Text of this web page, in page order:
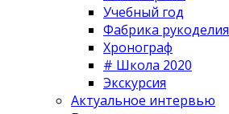
Учебный год
Фабрика рукоделия
Хронограф
# Школа 2020
Экскурсия
Актуальное интервью